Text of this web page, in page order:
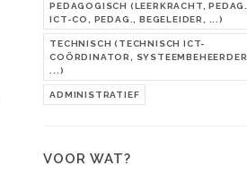
PEDAGOGISCH (LEERKRACHT, PEDAG.
ICT-CO, PEDAG., BEGELEIDER, ...)
TECHNISCH (TECHNISCH ICT-
COÖRDINATOR, SYSTEEMBEHEERDER,
...)
ADMINISTRATIEF
VOOR WAT?